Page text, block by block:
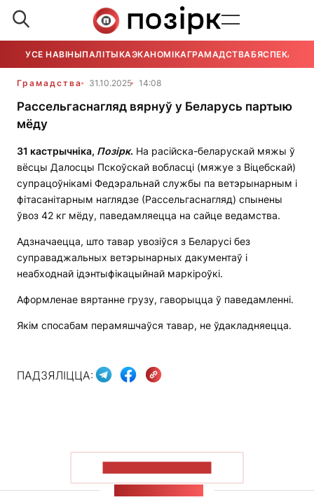
УСЕ НАВІНЫПАЛІТЫКАЭКАНОМІКАГРАМАДСТВАБЯСПЕКА
Грамадства 31.10.2025 14:08
Рассельгаснагляд вярнуў у Беларусь партыю
мёду
31 кастрычніка, Позірк. На расійска-беларускай мяжы ў
вёсцы Далосцы Пскоўскай вобласці (мяжуе з Віцебскай)
супрацоўнікамі Федэральнай службы па ветэрынарным і
фітасанітарным наглядзе (Рассельгаснагляд) спынены
ўвоз 42 кг мёду, паведамляецца на сайце ведамства.
Адзначаецца, што тавар увозіўся з Беларусі без
суправаджальных ветэрынарных дакументаў і
неабходнай ідэнтыфікацыйнай маркіроўкі.
Аформленае вяртанне грузу, гаворыцца ў паведамленні.
Якім спосабам перамяшчаўся тавар, не ўдакладняецца.
ПАДЗЯЛІЦЦА: